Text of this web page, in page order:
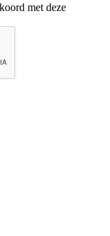
met deze